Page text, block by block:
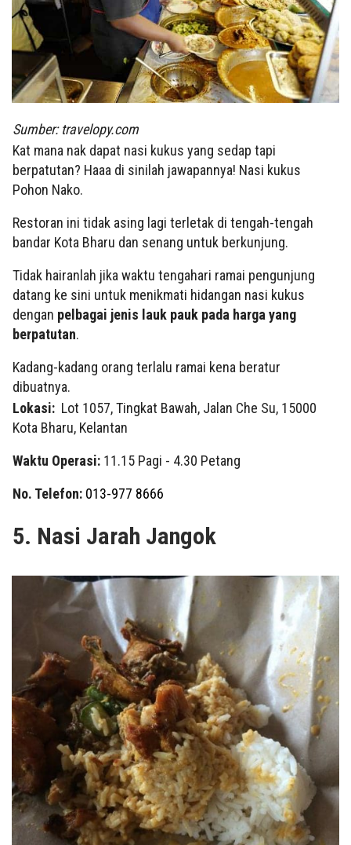
Sumber: travelopy.com
Kat mana nak dapat nasi kukus yang sedap tapi
berpatutan? Haaa di sinilah jawapannya! Nasi kukus
Pohon Nako.
Restoran ini tidak asing lagi terletak di tengah-tengah
bandar Kota Bharu dan senang untuk berkunjung.
Tidak hairanlah jika waktu tengahari ramai pengunjung
datang ke sini untuk menikmati hidangan nasi kukus
dengan pelbagai jenis lauk pauk pada harga yang
berpatutan.
Kadang-kadang orang terlalu ramai kena beratur
dibuatnya.
Lokasi: Lot 1057, Tingkat Bawah, Jalan Che Su, 15000
Kota Bharu, Kelantan
Waktu Operasi: 11.15 Pagi - 4.30 Petang
No. Telefon: 013-977 8666
5. Nasi Jarah Jangok